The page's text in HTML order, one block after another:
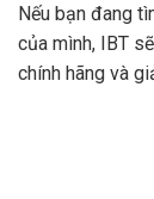
Nếu bạn đang
của mình, IBT
chính hãng và